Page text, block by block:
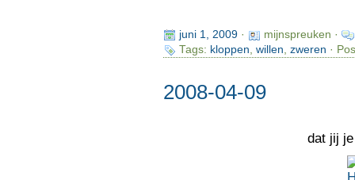
juni 1, 2009·
mijnspreuken ·
Tags: kloppen, willen, zweren ·
2008-04-09
dat jij